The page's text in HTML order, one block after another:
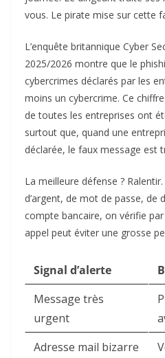
vous. Le pirate mise sur cette
L’enquête britannique Cyber
2025/2026 montre que le
cybercrimes déclarés par les
moins un cybercrime. Ce
de toutes les entreprises ont
surtout que, quand une
déclarée, le faux message est
La meilleure défense ?
d’argent, de mot de passe, de
compte bancaire, on vérifie
appel peut éviter une grosse
Signal d’alerte
Message très
urgent
Adresse mail bizarre